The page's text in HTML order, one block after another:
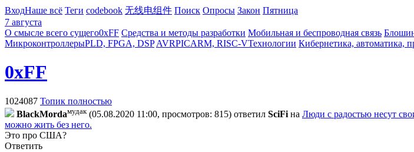
ВходНаше всё Теги codebook 无线电组件 Поиск Опросы Закон Пятница
7 августа
О смысле всего сущего0xFF Средства и методы разработки Мобильная и беспроводная связь
МикроконтроллерыPLD, FPGA, DSP AVRPICARM, RISC-VТехнологии Кибернетика, автоматика,
0xFF
1024087 Топик полностью
BlackMordaмудак (05.08.2020 11:00, просмотров: 815) ответил SciFi на Люди с радостью несут
можно жить без него.
Это про США?
Ответить